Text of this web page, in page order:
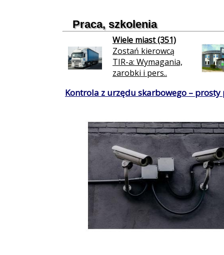
Praca, szkolenia
Wiele miast (351)
Zostań kierowcą
TIR-a: Wymagania,
zarobki i pers..
Kontrola z urzędu skarbowego –